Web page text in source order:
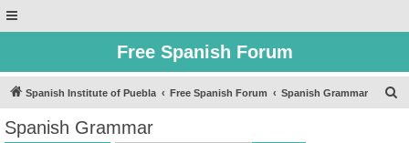
Free Spanish Forum
Spanish Institute of Puebla Free Spanish Forum Spanish Grammar
Spanish Grammar